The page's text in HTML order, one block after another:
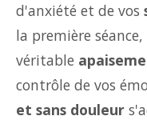
d'anxiété et de vos
la première
véritable
contrôle de vos
et sans douleur